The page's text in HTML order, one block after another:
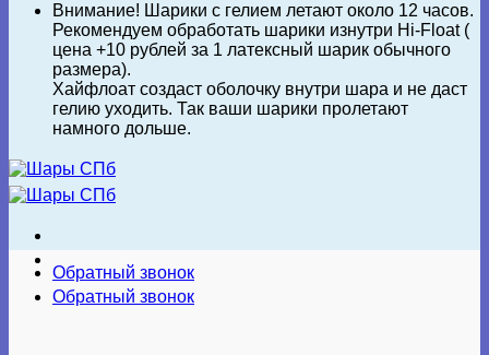
Внимание! Шарики с гелием летают около 12 часов.
Рекомендуем обработать шарики изнутри Hi-Float (
цена +10 рублей за 1 латексный шарик обычного
размера).
Хайфлоат создаст оболочку внутри шара и не даст
гелию уходить. Так ваши шарики пролетают
намного дольше.
Обратный звонок
Обратный звонок